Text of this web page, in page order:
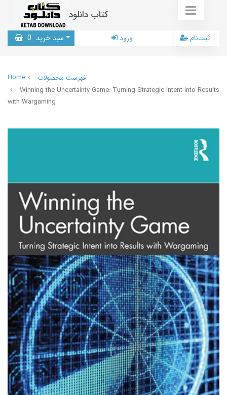
کتاب دانلود
سبد خرید 0 ورود ثبت‌نام
Home
فهرست محصولات
Winning the Uncertainty Game: Turning Strategic Intent into Results
with Wargaming